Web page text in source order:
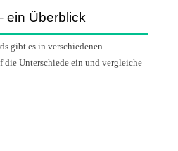
ein Überblick
gibt es in verschiedenen
die Unterschiede ein und vergleiche